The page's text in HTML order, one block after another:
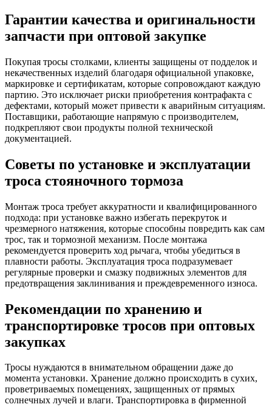
Гарантии качества и оригинальности
запчасти при оптовой закупке
Покупая тросы столками, клиенты защищены от подделок и
некачественных изделий благодаря официальной упаковке,
маркировке и сертификатам, которые сопровождают каждую
партию. Это исключает риски приобретения контрафакта с
дефектами, который может привести к аварийным ситуациям.
Поставщики, работающие напрямую с производителем,
подкрепляют свои продукты полной технической
документацией.
Советы по установке и эксплуатации
троса стояночного тормоза
Монтаж троса требует аккуратности и квалифицированного
подхода: при установке важно избегать перекруток и
чрезмерного натяжения, которые способны повредить как сам
трос, так и тормозной механизм. После монтажа
рекомендуется проверить ход рычага, чтобы убедиться в
плавности работы. Эксплуатация троса подразумевает
регулярные проверки и смазку подвижных элементов для
предотвращения заклинивания и преждевременного износа.
Рекомендации по хранению и
транспортировке тросов при оптовых
закупках
Тросы нуждаются в внимательном обращении даже до
момента установки. Хранение должно происходить в сухих,
проветриваемых помещениях, защищенных от прямых
солнечных лучей и влаги. Транспортировка в фирменной